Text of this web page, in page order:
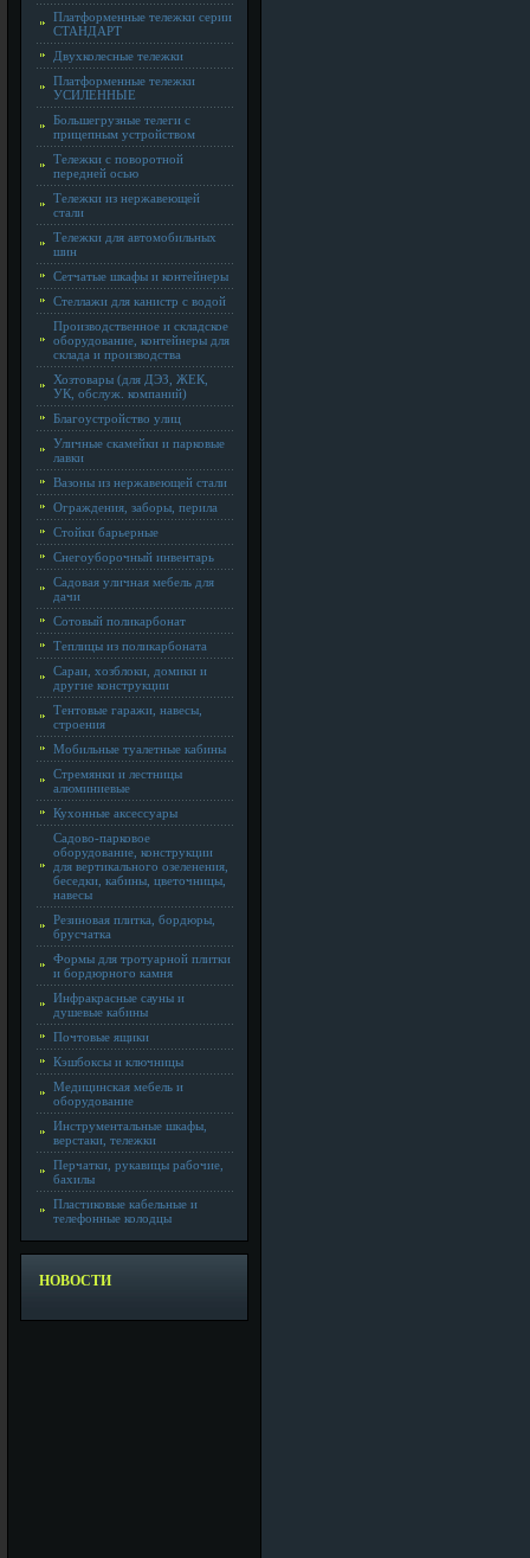
Платформенные тележки серии
СТАНДАРТ
Двухколесные тележки
Платформенные тележки
УСИЛЕННЫЕ
Большегрузные телеги с
прицепным устройством
Тележки с поворотной
передней осью
Тележки из нержавеющей
стали
Тележки для автомобильных
шин
Сетчатые шкафы и контейнеры
Стеллажи для канистр с водой
Производственное и складское
оборудование, контейнеры для
склада и производства
Хозтовары (для ДЭЗ, ЖЕК,
УК, обслуж. компаний)
Благоустройство улиц
Уличные скамейки и парковые
лавки
Вазоны из нержавеющей стали
Ограждения, заборы, перила
Стойки барьерные
Снегоуборочный инвентарь
Садовая уличная мебель для
дачи
Сотовый поликарбонат
Теплицы из поликарбоната
Сараи, хозблоки, домики и
другие конструкции
Тентовые гаражи, навесы,
строения
Мобильные туалетные кабины
Стремянки и лестницы
алюминиевые
Кухонные аксессуары
Садово-парковое
оборудование, конструкции
для вертикального озеленения,
беседки, кабины, цветочницы,
навесы
Резиновая плитка, бордюры,
брусчатка
Формы для тротуарной плитки
и бордюрного камня
Инфракрасные сауны и
душевые кабины
Почтовые ящики
Кэшбоксы и ключницы
Медицинская мебель и
оборудование
Инструментальные шкафы,
верстаки, тележки
Перчатки, рукавицы рабочие,
бахилы
Пластиковые кабельные и
телефонные колодцы
НОВОСТИ